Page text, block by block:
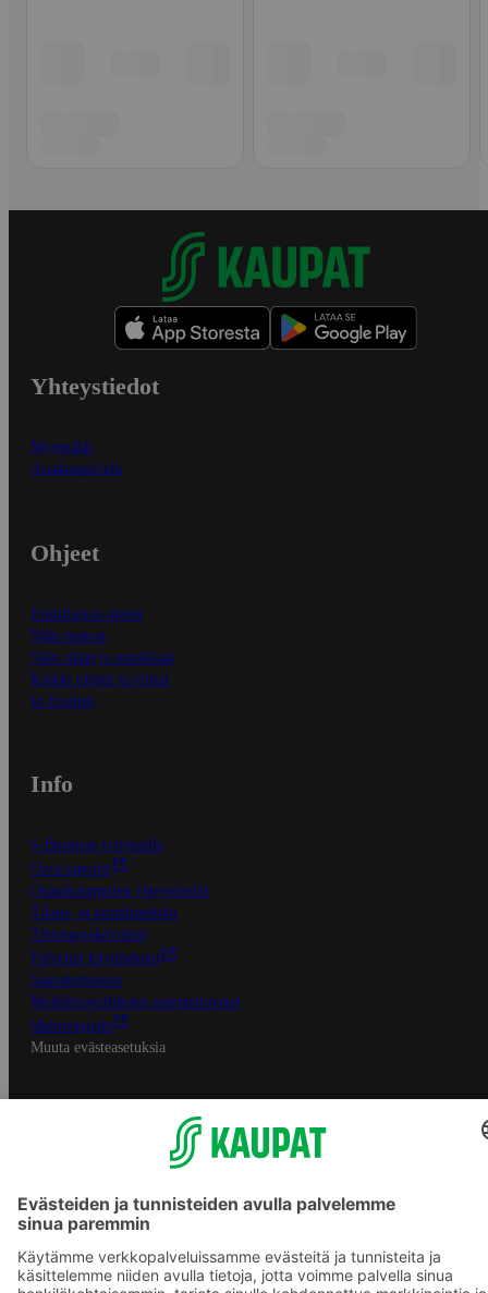
Yhteystiedot
Myymälät
Asiakaspalvelu
Ohjeet
Ensitilaajan ohjeet
Näin maksat
Näin tilaat ja muokkaat
Kaikki ohjeet ja vinkit
In English
Info
S-Business yrityksille
Oiva-raportit
Osuuskauppojen yhteystiedot
Tilaus- ja toimitusehdot
Tietosuojakäytäntö
Palvelun käyttöehdot
Saavutettavuus
Mobiilisovelluksen saavutettavuus
Mainostajalle
Muuta evästeasetuksia
S-ryhmän palvelut
S-ryhmä
Asiakasomistajuus
S-ostoslista -sovellus